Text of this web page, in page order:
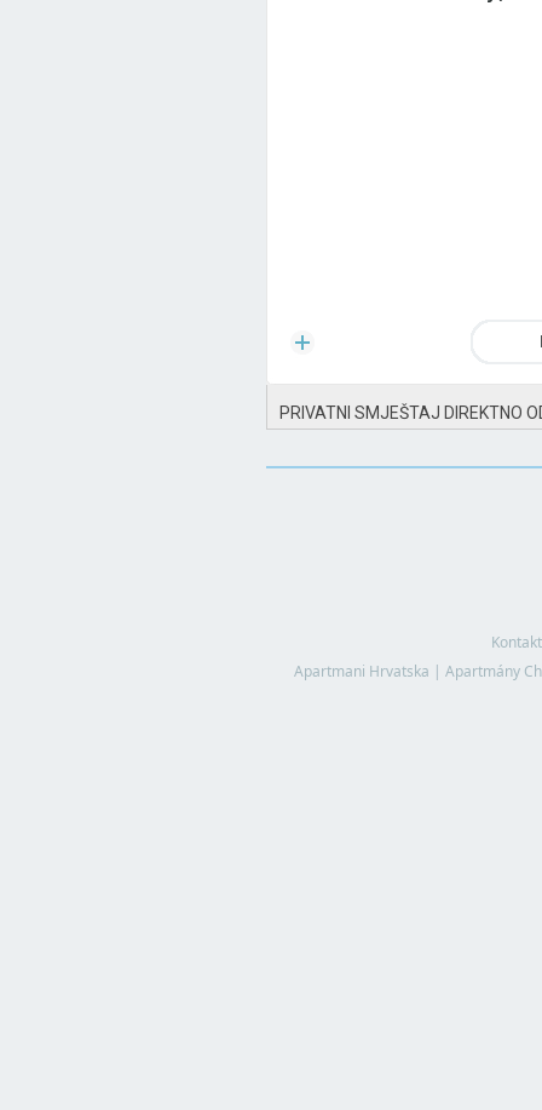
PRIVATNI SMJEŠTAJ DIREKTNO
Kontakt
Apartmani Hrvatska | Apartmány